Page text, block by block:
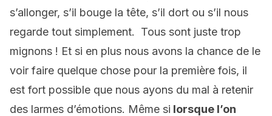
s’allonger, s’il bouge la tête, s’il dort ou s’il nous
regarde tout simplement. Tous sont juste trop
mignons ! Et si en plus nous avons la chance de le
voir faire quelque chose pour la première fois, il
est fort possible que nous ayons du mal à retenir
des larmes d’émotions. Même si lorsque l’on